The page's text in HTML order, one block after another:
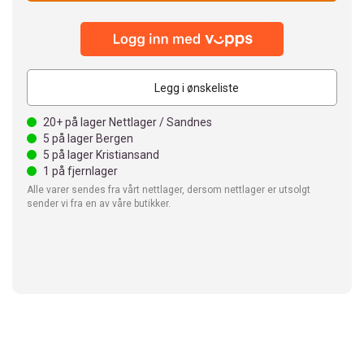
Legg i ønskeliste
20+på lager Nettlager / Sandnes
5 på lager Bergen
5 på lager Kristiansand
1 på fjernlager
Alle varer sendes fra vårt nettlager, dersom nettlager er utsolgt
sender vi fra en av våre butikker.